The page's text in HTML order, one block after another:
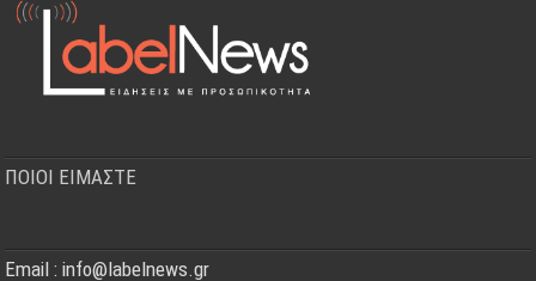
ΠΟΙΟΙ ΕΙΜΑΣΤΕ
Email : info@labelnews.gr